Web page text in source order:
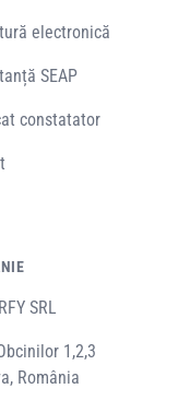
electronică
SEAP
constatator
SRL
1,2,3
România